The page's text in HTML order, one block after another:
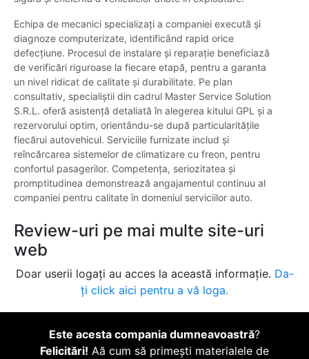
Echipa de mecanici specializați a companiei execută și
diagnoze computerizate, identificând rapid orice
defecțiune. Procesul de instalare și reparație beneficiază
de verificări riguroase la fiecare etapă, pentru a garanta
un nivel ridicat de calitate și durabilitate. Pe plan
consultativ, specialiștii din cadrul Master Service Solution
S.R.L. oferă asistență detaliată în alegerea kitului GPL și a
rezervorului optim, orientându-se după particularitățile
fiecărui autovehicul. Serviciile furnizate includ și
reîncărcarea sistemelor de climatizare cu freon, pentru
confortul pasagerilor. Competența, seriozitatea și
promptitudinea demonstrează angajamentul continuu al
companiei pentru calitate în domeniul serviciilor auto.
Review-uri pe mai multe site-uri
web
Doar userii logați au acces la această informație. Da-
ți click aici pentru a vă loga.
Este acesta compania dumneavoastră?
Felicitări! Aă cum să primești materialele de